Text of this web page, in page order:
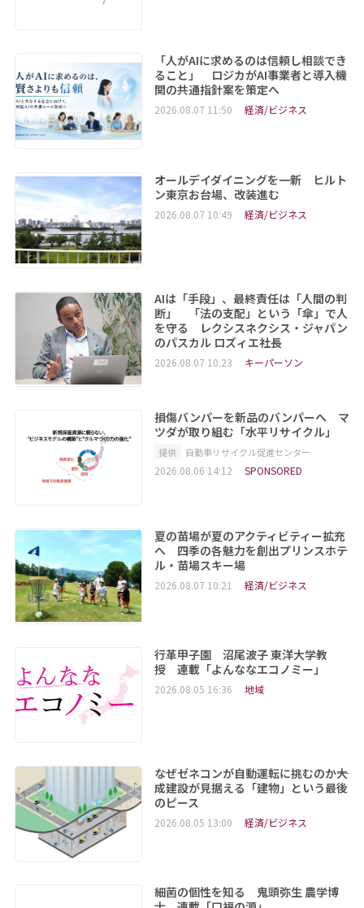
「人がAIに求めるのは信頼し相談でき
ること」 ロジカがAI事業者と導入機
関の共通指針案を策定へ
2026.08.07 11:50 経済/ビジネス
オールデイダイニングを一新 ヒルト
ン東京お台場、改装進む
2026.08.07 10:49 経済/ビジネス
AIは「手段」、最終責任は「人間の判
断」 「法の支配」という「傘」で人
を守る レクシスネクシス・ジャパン
のパスカル ロズィエ社長
2026.08.07 10:23 キーパーソン
損傷バンパーを新品のバンパーへ マ
ツダが取り組む「水平リサイクル」
提供 自動車リサイクル促進センター
2026.08.06 14:12 SPONSORED
夏の苗場が夏のアクティビティー拡充
へ 四季の各魅力を創出プリンスホテ
ル・苗場スキー場
2026.08.07 10:21 経済/ビジネス
行革甲子園 沼尾波子 東洋大学教
授 連載「よんななエコノミー」
2026.08.05 16:36 地域
なぜゼネコンが自動運転に挑むのか――大
成建設が見据える「建物」という最後
のピース
2026.08.05 13:00 経済/ビジネス
細菌の個性を知る 鬼頭弥生 農学博